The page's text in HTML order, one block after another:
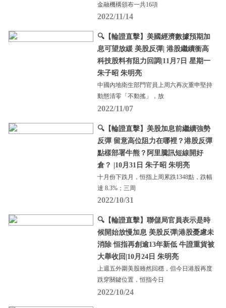
金融機構頒布一共16項
2022/11/14
🔍【輪證直擊】美國經濟數據預期加
息可望放緩 美股反彈| 港股繼續衝高
科技股料有阻力回調|11月7日 星期一
朱子昭 朱明亮
中國內地衛生部門官員上周六再次重申堅持
動態清零「不動搖」，放
2022/11/07
🔍【輪證直擊】美股加息前繼續強勢
反彈 留意高位阻力在哪裡？港股反彈
點樣部署牛熊？阿里騰訊短線開好
倉？ |10月31日 朱子昭 朱明亮
十月份下跌月，恒指上周累跌1348點，跌幅
達 8.3%；三周
2022/10/31
🔍【輪證直擊】聯儲局官員表示是時
候開始放慢加息 美股反彈|港股憂慮未
消除 恒指再創逾13年新低 牛證重貨被
大舉收回|10月24日 朱明亮
上週五外圍美股雖然回穩，但今日港股再度
跌穿關鍵位置，恒指今日
2022/10/24